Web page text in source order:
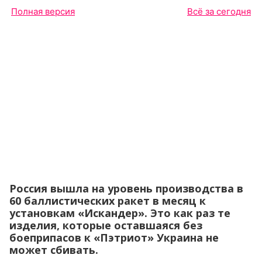
Полная версия Всё за сегодня
Россия вышла на уровень производства в
60 баллистических ракет в месяц к
установкам «Искандер». Это как раз те
изделия, которые оставшаяся без
боеприпасов к «Пэтриот» Украина не
может сбивать.